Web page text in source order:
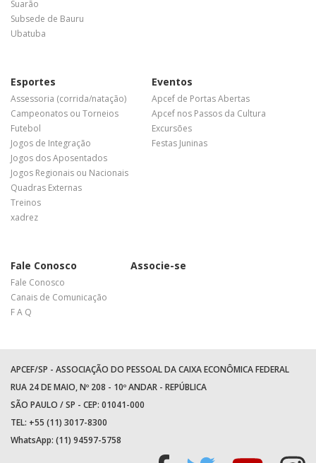
Suarão
Subsede de Bauru
Ubatuba
Esportes
Assessoria (corrida/natação)
Campeonatos ou Torneios
Futebol
Jogos de Integração
Jogos dos Aposentados
Jogos Regionais ou Nacionais
Quadras Externas
Treinos
xadrez
Eventos
Apcef de Portas Abertas
Apcef nos Passos da Cultura
Excursões
Festas Juninas
Fale Conosco
Fale Conosco
Canais de Comunicação
F A Q
Associe-se
APCEF/SP - ASSOCIAÇÃO DO PESSOAL DA CAIXA ECONÔMICA FEDERAL
RUA 24 DE MAIO, Nº 208 - 10º ANDAR - REPÚBLICA
SÃO PAULO / SP - CEP: 01041-000
TEL: +55 (11) 3017-8300
WhatsApp: (11) 94597-5758